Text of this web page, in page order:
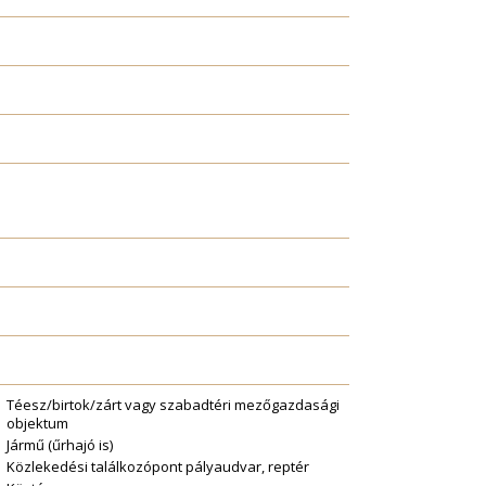
Téesz/birtok/zárt vagy szabadtéri mezőgazdasági
objektum
Jármű (űrhajó is)
Közlekedési találkozópont pályaudvar, reptér